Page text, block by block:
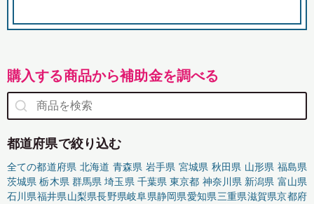
購入する商品から補助金を調べる
都道府県で絞り込む
全ての都道府県 北海道 青森県 岩手県 宮城県 秋田県 山形県 福島県
茨城県 栃木県 群馬県 埼玉県 千葉県 東京都 神奈川県 新潟県 富山県
石川県福井県山梨県長野県岐阜県静岡県愛知県三重県滋賀県京都府